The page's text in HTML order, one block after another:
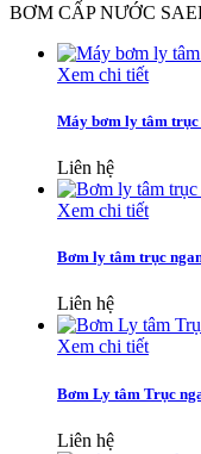
BƠM CẤP NƯỚC
Xem chi tiết
Máy bơm ly tâm trục
Liên hệ
Xem chi tiết
Bơm ly tâm trục
Liên hệ
Xem chi tiết
Bơm Ly tâm Trục
Liên hệ